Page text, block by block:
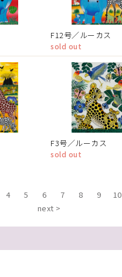
F12号／ルーカス
sold out
F3号／ルーカス
sold out
4 5 6 7 8 9 10
next >